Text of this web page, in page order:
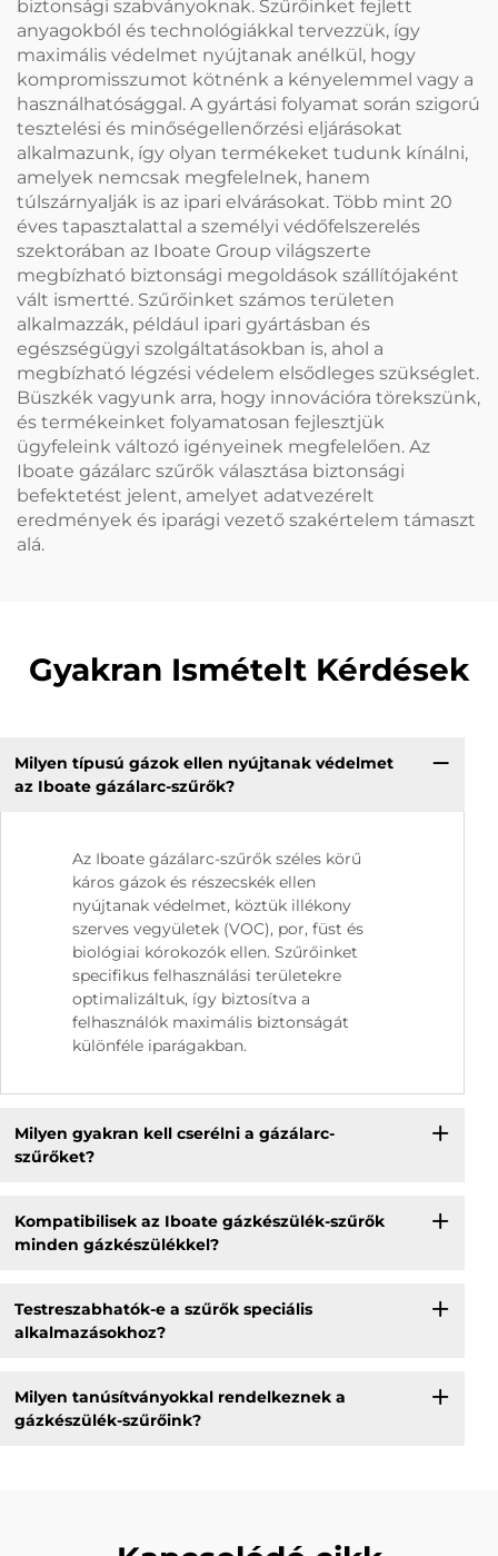
biztonsági szabványoknak. Szűrőinket fejlett
anyagokból és technológiákkal tervezzük, így
maximális védelmet nyújtanak anélkül, hogy
kompromisszumot kötnénk a kényelemmel vagy a
használhatósággal. A gyártási folyamat során szigorú
tesztelési és minőségellenőrzési eljárásokat
alkalmazunk, így olyan termékeket tudunk kínálni,
amelyek nemcsak megfelelnek, hanem
túlszárnyalják is az ipari elvárásokat. Több mint 20
éves tapasztalattal a személyi védőfelszerelés
szektorában az Iboate Group világszerte
megbízható biztonsági megoldások szállítójaként
vált ismertté. Szűrőinket számos területen
alkalmazzák, például ipari gyártásban és
egészségügyi szolgáltatásokban is, ahol a
megbízható légzési védelem elsődleges szükséglet.
Büszkék vagyunk arra, hogy innovációra törekszünk,
és termékeinket folyamatosan fejlesztjük
ügyfeleink változó igényeinek megfelelően. Az
Iboate gázálarc szűrők választása biztonsági
befektetést jelent, amelyet adatvezérelt
eredmények és iparági vezető szakértelem támaszt
alá.
Gyakran Ismételt Kérdések
Milyen típusú gázok ellen nyújtanak védelmet
az Iboate gázálarc-szűrők?
Az Iboate gázálarc-szűrők széles körű
káros gázok és részecskék ellen
nyújtanak védelmet, köztük illékony
szerves vegyületek (VOC), por, füst és
biológiai kórokozók ellen. Szűrőinket
specifikus felhasználási területekre
optimalizáltuk, így biztosítva a
felhasználók maximális biztonságát
különféle iparágakban.
Milyen gyakran kell cserélni a gázálarc-
szűrőket?
Kompatibilisek az Iboate gázkészülék-szűrők
minden gázkészülékkel?
Testreszabhatók-e a szűrők speciális
alkalmazásokhoz?
Milyen tanúsítványokkal rendelkeznek a
gázkészülék-szűrőink?